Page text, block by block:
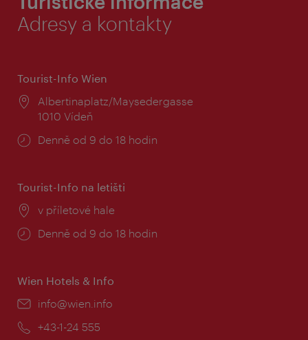
Adresy a kontakty
Tourist-Info Wien
Místo:
Albertinaplatz/Maysedergasse
1010 Vídeň
Provozní
Denně od 9 do 18 hodin
Tourist-Info na letišti
Místo:
v příletové hale
Provozní
Denně od 9 do 18 hodin
Wien Hotels & Info
E-
info@wien.info
Telefon:
+43-1-24 555